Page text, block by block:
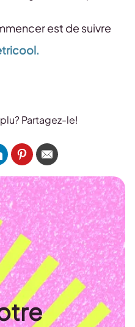
est de suivre
Partagez-le!